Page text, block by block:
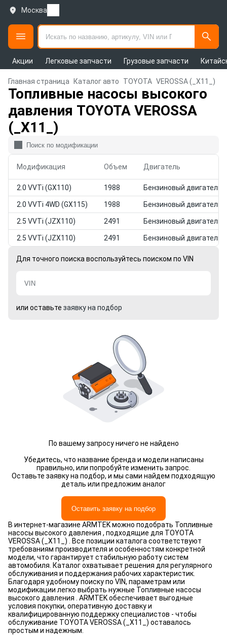
Москва
Акции Легковые запчасти Грузовые запчасти
Главная страница Каталог авто TOYOTA VEROSSA (_X11_)
Топливные насосы высокого
давления TOYOTA VEROSSA
(_X11_)
Модификация Объем Двигатель
2.0 VVTi (GX110) 1988 Бензиновый двигатель
2.0 VVTi 4WD (GX115) 1988 Бензиновый двигатель
2.5 VVTi (JZX110) 2491 Бензиновый двигатель
2.5 VVTi (JZX110) 2491 Бензиновый двигатель
Для точного поиска воспользуйтесь поиском по VIN
или оставьте заявку на подбор
По вашему запросу ничего не найдено
Убедитесь, что название бренда и модели написаны
правильно, или попробуйте изменить запрос.
Оставьте заявку на подбор, и мы сами найдем подходящую
деталь или предложим аналог
Оставить заявку на подбор
В интернет-магазине ARMTEK можно подобрать Топливные
насосы высокого давления , подходящие для TOYOTA
VEROSSA (_X11_) . Все позиции каталога соответствуют
требованиям производителя и особенностям конкретной
модели, что гарантирует стабильную работу систем
автомобиля. Каталог охватывает решения для регулярного
обслуживания и поддержания рабочих характеристик.
Благодаря удобному поиску по VIN, параметрам или
модификации легко выбрать нужные Топливные насосы
высокого давления . ARMTEK обеспечивает выгодные
условия покупки, оперативную доставку и
квалифицированную поддержку специалистов - чтобы
обслуживание TOYOTA VEROSSA (_X11_) оставалось
простым и надежным.